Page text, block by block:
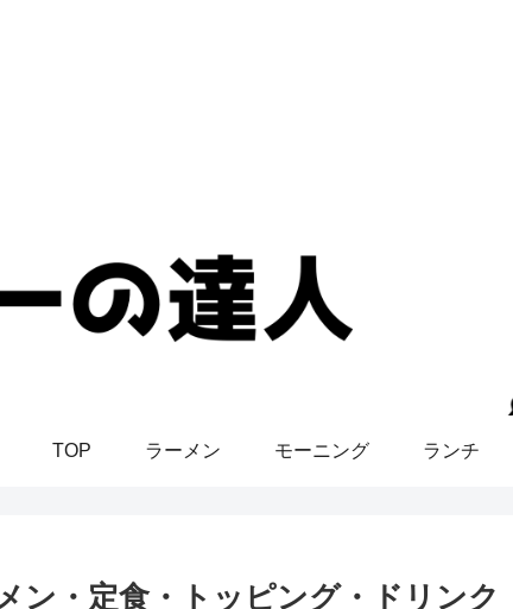
TOP ラーメン モーニング ランチ
ン・定食・トッピング・ドリンク